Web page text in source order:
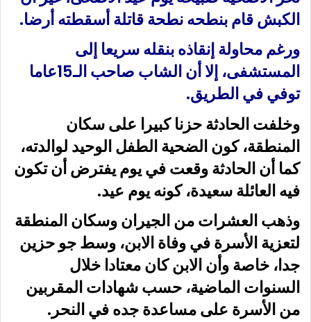
الكبش قام بنطحه نطحة قاتلة أسقطته أرضا.
ورغم محاولة إنقاذه بنقله سريعا إلى
المستشفى، إلا أن الشاب صاحب الـ15عاما
توفي في الطريق.
وخلفت الحادثة حزنا كبيرا على سكان
المنطقة، كون الضحية الطفل الوحيد لوالدته،
كما أن الحادثة وقعت في يوم يفترض أن تكون
فيه العائلة سعيدة، كونه يوم عيد.
وذهب العشرات من الجيران وسكان المنطقة
لتعزية الأسرة في وفاة الابن، وسط جو حزين
جدا، خاصة وأن الابن كان معتادا خلال
السنوات الماضية، حسب شهادات المقربين
من الأسرة على مساعدة جده في النحر.